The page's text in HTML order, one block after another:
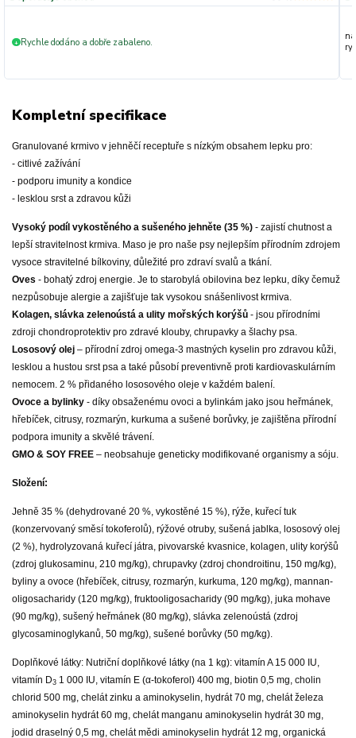
+ Rychle dodáno a dobře zabaleno.
Kompletní specifikace
Granulované krmivo v jehněčí receptuře s nízkým obsahem lepku pro:
- citlivé zažívání
- podporu imunity a kondice
- lesklou srst a zdravou kůži
Vysoký podíl vykostěného a sušeného jehněte (35 %) - zajistí chutnost a
lepší stravitelnost krmiva. Maso je pro naše psy nejlepším přírodním zdrojem
vysoce stravitelné bílkoviny, důležité pro zdraví svalů a tkání.
Oves - bohatý zdroj energie. Je to starobylá obilovina bez lepku, díky čemuž
nezpůsobuje alergie a zajišťuje tak vysokou snášenlivost krmiva.
Kolagen, slávka zelenoústá a ulity mořských korýšů - jsou přírodními
zdroji chondroprotektiv pro zdravé klouby, chrupavky a šlachy psa.
Lososový olej – přírodní zdroj omega-3 mastných kyselin pro zdravou kůži,
lesklou a hustou srst psa a také působí preventivně proti kardiovaskulárním
nemocem. 2 % přidaného lososového oleje v každém balení.
Ovoce a bylinky - díky obsaženému ovoci a bylinkám jako jsou heřmánek,
hřebíček, citrusy, rozmarýn, kurkuma a sušené borůvky, je zajištěna přírodní
podpora imunity a skvělé trávení.
GMO & SOY FREE – neobsahuje geneticky modifikované organismy a sóju.
Složení:
Jehně 35 % (dehydrované 20 %, vykostěné 15 %), rýže, kuřecí tuk
(konzervovaný směsí tokoferolů), rýžové otruby, sušená jablka, lososový olej
(2 %), hydrolyzovaná kuřecí játra, pivovarské kvasnice, kolagen, ulity korýšů
(zdroj glukosaminu, 210 mg/kg), chrupavky (zdroj chondroitinu, 150 mg/kg),
byliny a ovoce (hřebíček, citrusy, rozmarýn, kurkuma, 120 mg/kg), mannan-
oligosacharidy (120 mg/kg), fruktooligosacharidy (90 mg/kg), juka mohave
(90 mg/kg), sušený heřmánek (80 mg/kg), slávka zelenoústá (zdroj
glycosaminoglykanů, 50 mg/kg), sušené borůvky (50 mg/kg).
Doplňkové látky: Nutriční doplňkové látky (na 1 kg): vitamín A 15 000 IU,
vitamín D3 1 000 IU, vitamín E (α-tokoferol) 400 mg, biotin 0,5 mg, cholin
chlorid 500 mg, chelát zinku a aminokyselin, hydrát 70 mg, chelát železa
aminokyselin hydrát 60 mg, chelát manganu aminokyselin hydrát 30 mg,
jodid draselný 0,5 mg, chelát mědi aminokyselin hydrát 12 mg, organická